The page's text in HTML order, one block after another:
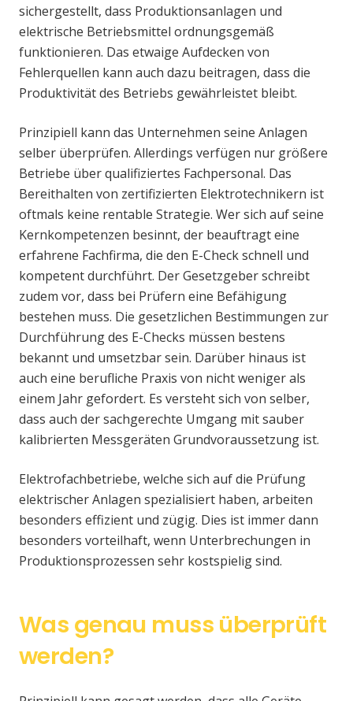
sichergestellt, dass Produktionsanlagen und
elektrische Betriebsmittel ordnungsgemäß
funktionieren. Das etwaige Aufdecken von
Fehlerquellen kann auch dazu beitragen, dass die
Produktivität des Betriebs gewährleistet bleibt.
Prinzipiell kann das Unternehmen seine Anlagen
selber überprüfen. Allerdings verfügen nur größere
Betriebe über qualifiziertes Fachpersonal. Das
Bereithalten von zertifizierten Elektrotechnikern ist
oftmals keine rentable Strategie. Wer sich auf seine
Kernkompetenzen besinnt, der beauftragt eine
erfahrene Fachfirma, die den E-Check schnell und
kompetent durchführt. Der Gesetzgeber schreibt
zudem vor, dass bei Prüfern eine Befähigung
bestehen muss. Die gesetzlichen Bestimmungen zur
Durchführung des E-Checks müssen bestens
bekannt und umsetzbar sein. Darüber hinaus ist
auch eine berufliche Praxis von nicht weniger als
einem Jahr gefordert. Es versteht sich von selber,
dass auch der sachgerechte Umgang mit sauber
kalibrierten Messgeräten Grundvoraussetzung ist.
Elektrofachbetriebe, welche sich auf die Prüfung
elektrischer Anlagen spezialisiert haben, arbeiten
besonders effizient und zügig. Dies ist immer dann
besonders vorteilhaft, wenn Unterbrechungen in
Produktionsprozessen sehr kostspielig sind.
Was genau muss überprüft
werden?